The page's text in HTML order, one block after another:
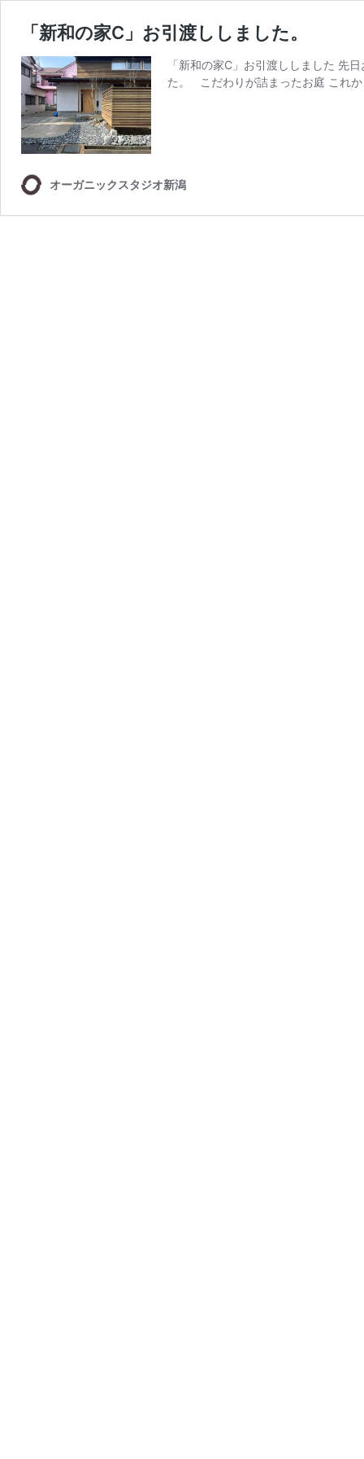
「新和の家C」お引渡ししました。
「新和の家C」お引渡ししました 先
た。 こだわりが詰まったお庭 これ
オーガニックスタジオ新潟